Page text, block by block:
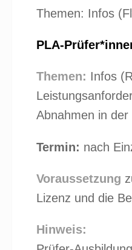
Themen: Infos
PLA-
Themen: Infos
Abnahmen in der
Termin: nach
Voraussetzung
Lizenz und die
Hinweis: